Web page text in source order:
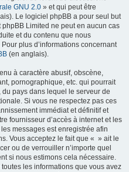
GNU 2.0 » et qui peut être
Le logiciel phpBB a pour seul but
Limited ne peut en aucun cas
et du contenu que nous
plus d’informations concernant
(en anglais).
à caractère abusif, obscène,
pornographique, etc. qui pourrait
pays dans lequel le serveur de
Si vous ne respectez pas ces
immédiat et définitif et
fournisseur d’accès à internet et les
messages est enregistrée afin
Vous acceptez le fait que « » ait le
ou de verrouiller n’importe quel
si nous estimons cela nécessaire.
les informations que vous avez